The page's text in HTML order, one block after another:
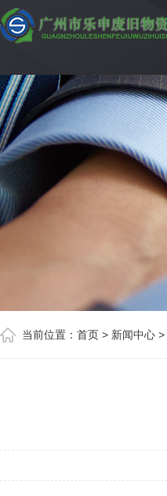
当前位置： 首页 > 新闻中心